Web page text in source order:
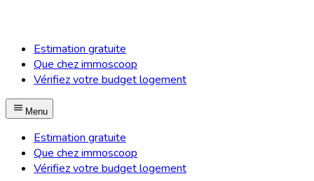
Estimation gratuite
Que chez immoscoop
Vérifiez votre budget logement
Menu
Estimation gratuite
Que chez immoscoop
Vérifiez votre budget logement